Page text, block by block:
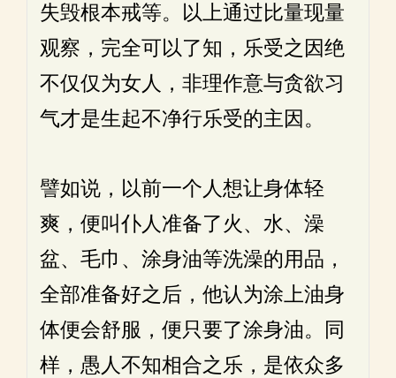
失毁根本戒等。以上通过比量现量
观察，完全可以了知，乐受之因绝
不仅仅为女人，非理作意与贪欲习
气才是生起不净行乐受的主因。
譬如说，以前一个人想让身体轻
爽，便叫仆人准备了火、水、澡
盆、毛巾、涂身油等洗澡的用品，
全部准备好之后，他认为涂上油身
体便会舒服，便只要了涂身油。同
样，愚人不知相合之乐，是依众多